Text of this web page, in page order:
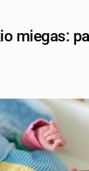
miegas: